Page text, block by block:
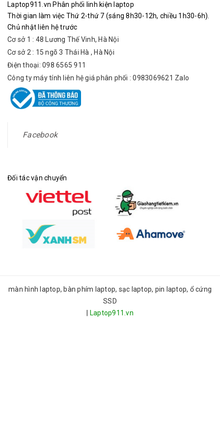
Laptop911.vn Phân phối linh kiện laptop
Thời gian làm việc Thứ 2-thứ 7 (sáng 8h30-12h, chiều 1h30-6h).
Chủ nhật liên hệ trước
Cơ sở 1 : 48 Lương Thế Vinh, Hà Nội
Cơ sở 2 : 15 ngõ 3 Thái Hà , Hà Nội
Điện thoại: 098 6565 911
Công ty máy tính liên hệ giá phân phối : 0983069621 Zalo
Facebook
Đối tác vận chuyển
màn hình laptop, bàn phím laptop, sạc laptop, pin laptop, ổ cứng
SSD
Laptop911.vn